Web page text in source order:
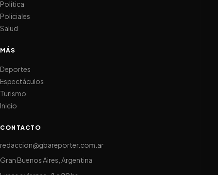
Política
Policiales
Salud
MÁS
Deportes
Espectáculos
Turismo
Inicio
CONTACTO
redaccion@gbareporter.com.ar
Gran Buenos Aires, Argentina